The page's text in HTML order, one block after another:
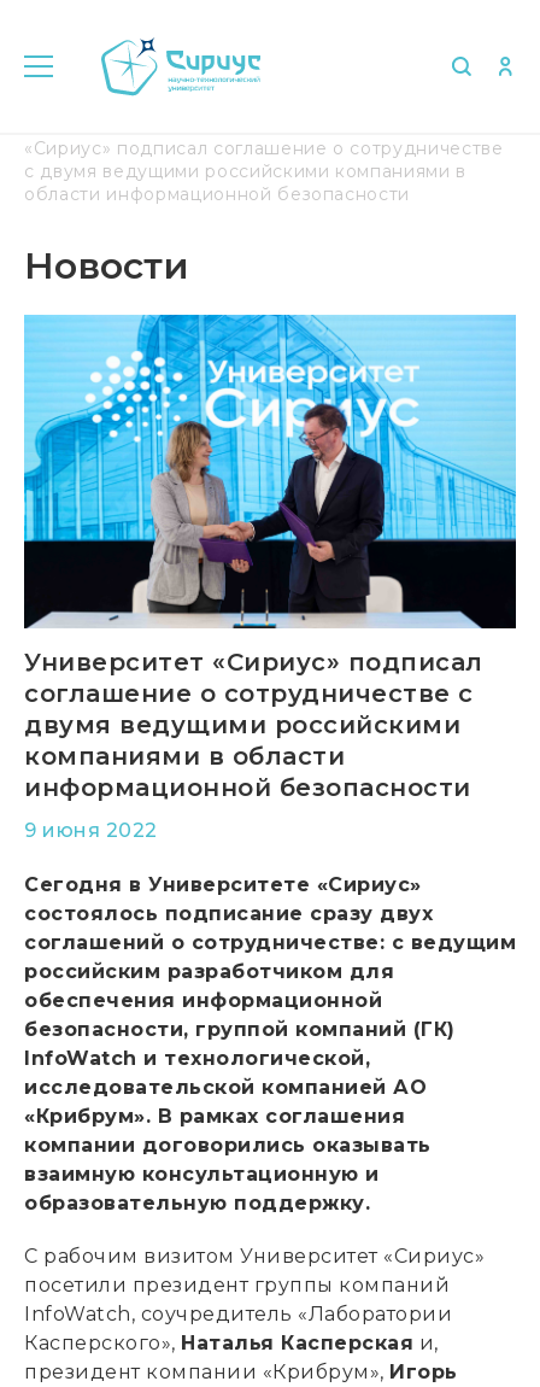
«Сириус» подписал соглашение о сотрудничестве
с двумя ведущими российскими компаниями в
области информационной безопасности
Новости
Университет «Сириус» подписал
соглашение о сотрудничестве с
двумя ведущими российскими
компаниями в области
информационной безопасности
9 июня 2022
Сегодня в Университете «Сириус»
состоялось подписание сразу двух
соглашений о сотрудничестве: с ведущим
российским разработчиком для
обеспечения информационной
безопасности, группой компаний (ГК)
InfoWatch и технологической,
исследовательской компанией АО
«Крибрум». В рамках соглашения
компании договорились оказывать
взаимную консультационную и
образовательную поддержку.
С рабочим визитом Университет «Сириус»
посетили президент группы компаний
InfoWatch, соучредитель «Лаборатории
Касперского», Наталья Касперская и,
президент компании «Крибрум», Игорь